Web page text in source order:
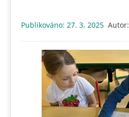
Publikováno: 27. 3. 2025 Autor: